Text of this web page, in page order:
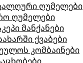
ღუმელები
ღუმელები
მანქანები
ქვაბები
კომბაინები